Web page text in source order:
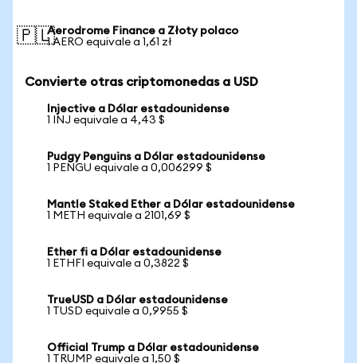
🇵🇱Aerodrome Finance a Złoty polaco
1 AERO equivale a 1,61 zł
Convierte otras criptomonedas a USD
Injective a Dólar estadounidense
1 INJ equivale a 4,43 $
Pudgy Penguins a Dólar estadounidense
1 PENGU equivale a 0,006299 $
Mantle Staked Ether a Dólar estadounidense
1 METH equivale a 2101,69 $
Ether fi a Dólar estadounidense
1 ETHFI equivale a 0,3822 $
TrueUSD a Dólar estadounidense
1 TUSD equivale a 0,9955 $
Official Trump a Dólar estadounidense
1 TRUMP equivale a 1,50 $